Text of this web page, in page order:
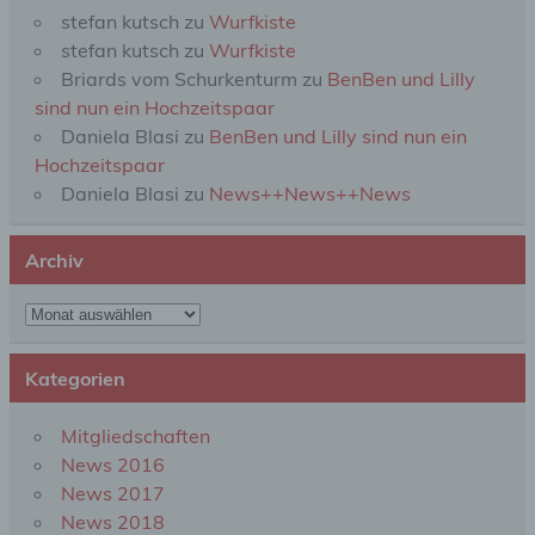
stefan kutsch zu Wurfkiste
stefan kutsch zu Wurfkiste
Briards vom Schurkenturm zu BenBen und Lilly
sind nun ein Hochzeitspaar
Daniela Blasi zu BenBen und Lilly sind nun ein
Hochzeitspaar
Daniela Blasi zu News++News++News
Archiv
Archiv
Kategorien
Mitgliedschaften
News 2016
News 2017
News 2018
wie das Erheben, das Erfassen, die Organisation,
das Ordnen, die Speicherung, die Anpassung oder
Veränderung, das Auslesen, das Abfragen, die
Verwendung, die Offenlegung durch Übermittlung,
Verbreitung oder eine andere Form der
Bereitstellung, den Abgleich oder die Verknüpfung,
die Einschränkung, das Löschen oder die
Vernichtung.
d) Einschränkung der Verarbeitung
Einschränkung der Verarbeitung ist die Markierung
gespeicherter personenbezogener Daten mit dem
Ziel, ihre künftige Verarbeitung einzuschränken.
e) Profiling
Verarbeitung personenbezogener Daten, die darin
besteht, dass diese personenbezogenen Daten